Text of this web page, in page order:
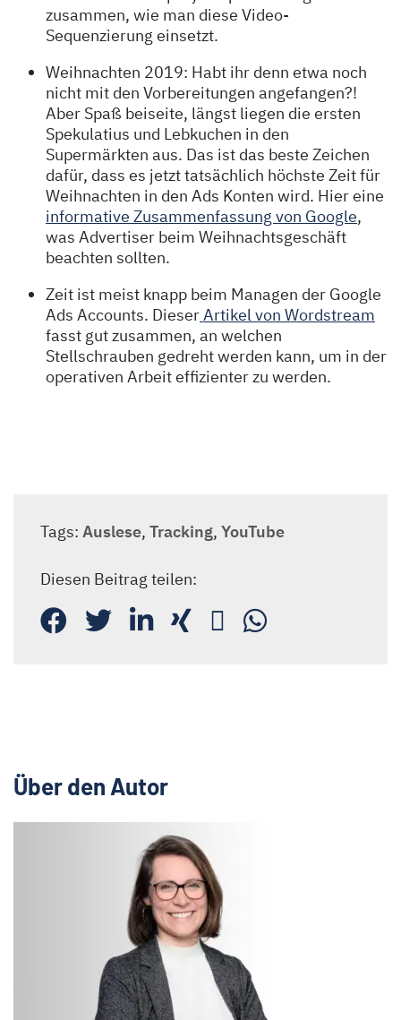
zusammen, wie man diese Video-
Sequenzierung einsetzt.
Weihnachten 2019: Habt ihr denn etwa noch
nicht mit den Vorbereitungen angefangen?!
Aber Spaß beiseite, längst liegen die ersten
Spekulatius und Lebkuchen in den
Supermärkten aus. Das ist das beste Zeichen
dafür, dass es jetzt tatsächlich höchste Zeit für
Weihnachten in den Ads Konten wird. Hier eine
informative Zusammenfassung von Google,
was Advertiser beim Weihnachtsgeschäft
beachten sollten.
Zeit ist meist knapp beim Managen der Google
Ads Accounts. DieserArtikel von Wordstream
fasst gut zusammen, an welchen
Stellschrauben gedreht werden kann, um in der
operativen Arbeit effizienter zu werden.
Tags: Auslese, Tracking, YouTube
Diesen Beitrag teilen:
Über den Autor